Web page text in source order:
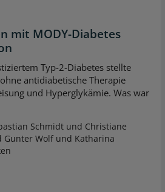
mit MODY-Diabetes
Typ-2-Diabetes stellte
antidiabetische Therapie
und Hyperglykämie. Was war
Schmidt und Christiane
Wolf und Katharina